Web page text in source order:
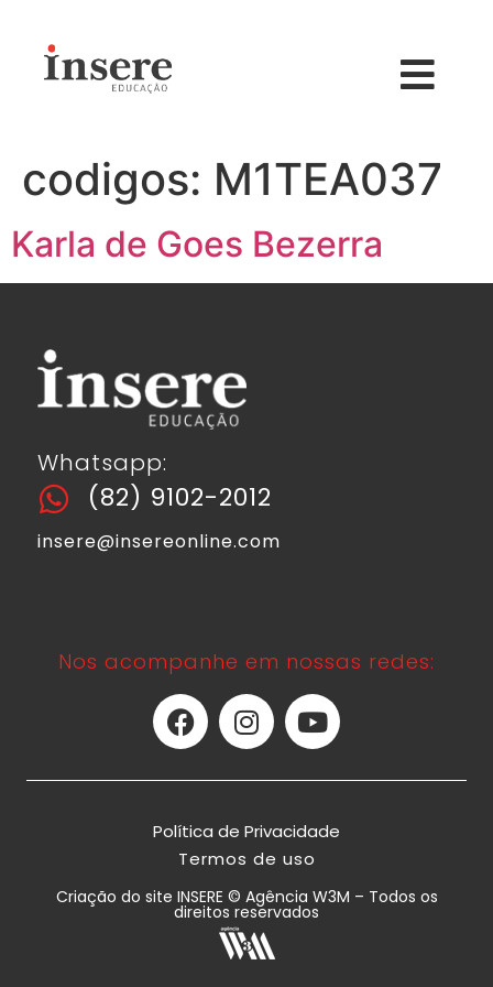
codigos: M1TEA037
Karla de Goes Bezerra
Whatsapp:
(82) 9102-2012
insere@insereonline.com
Nos acompanhe em nossas redes:
Política de Privacidade
Termos de uso
Criação do site INSERE © Agência W3M – Todos os
direitos reservados